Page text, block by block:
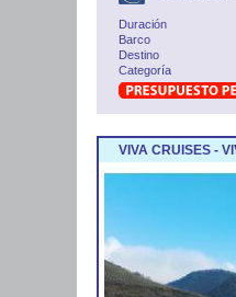
Duración
Barco
Destino
Categoría
VIVA CRUISES -